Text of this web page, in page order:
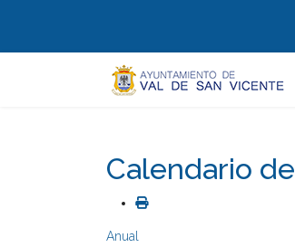
Calendario
Anual